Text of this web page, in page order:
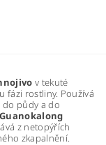
v tekuté
fázi rostliny. Používá
půdy a do
Guanokalong
z netopýřích
zkapalnění.